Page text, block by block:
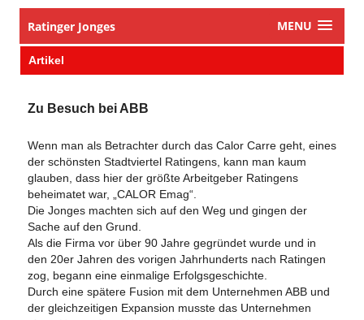
Ratinger Jonges MENU
Artikel
Zu Besuch bei ABB
Wenn man als Betrachter durch das Calor Carre geht, eines
der schönsten Stadtviertel Ratingens, kann man kaum
glauben, dass hier der größte Arbeitgeber Ratingens
beheimatet war, „CALOR Emag“.
Die Jonges machten sich auf den Weg und gingen der
Sache auf den Grund.
Als die Firma vor über 90 Jahre gegründet wurde und in
den 20er Jahren des vorigen Jahrhunderts nach Ratingen
zog, begann eine einmalige Erfolgsgeschichte.
Durch eine spätere Fusion mit dem Unternehmen ABB und
der gleichzeitigen Expansion musste das Unternehmen